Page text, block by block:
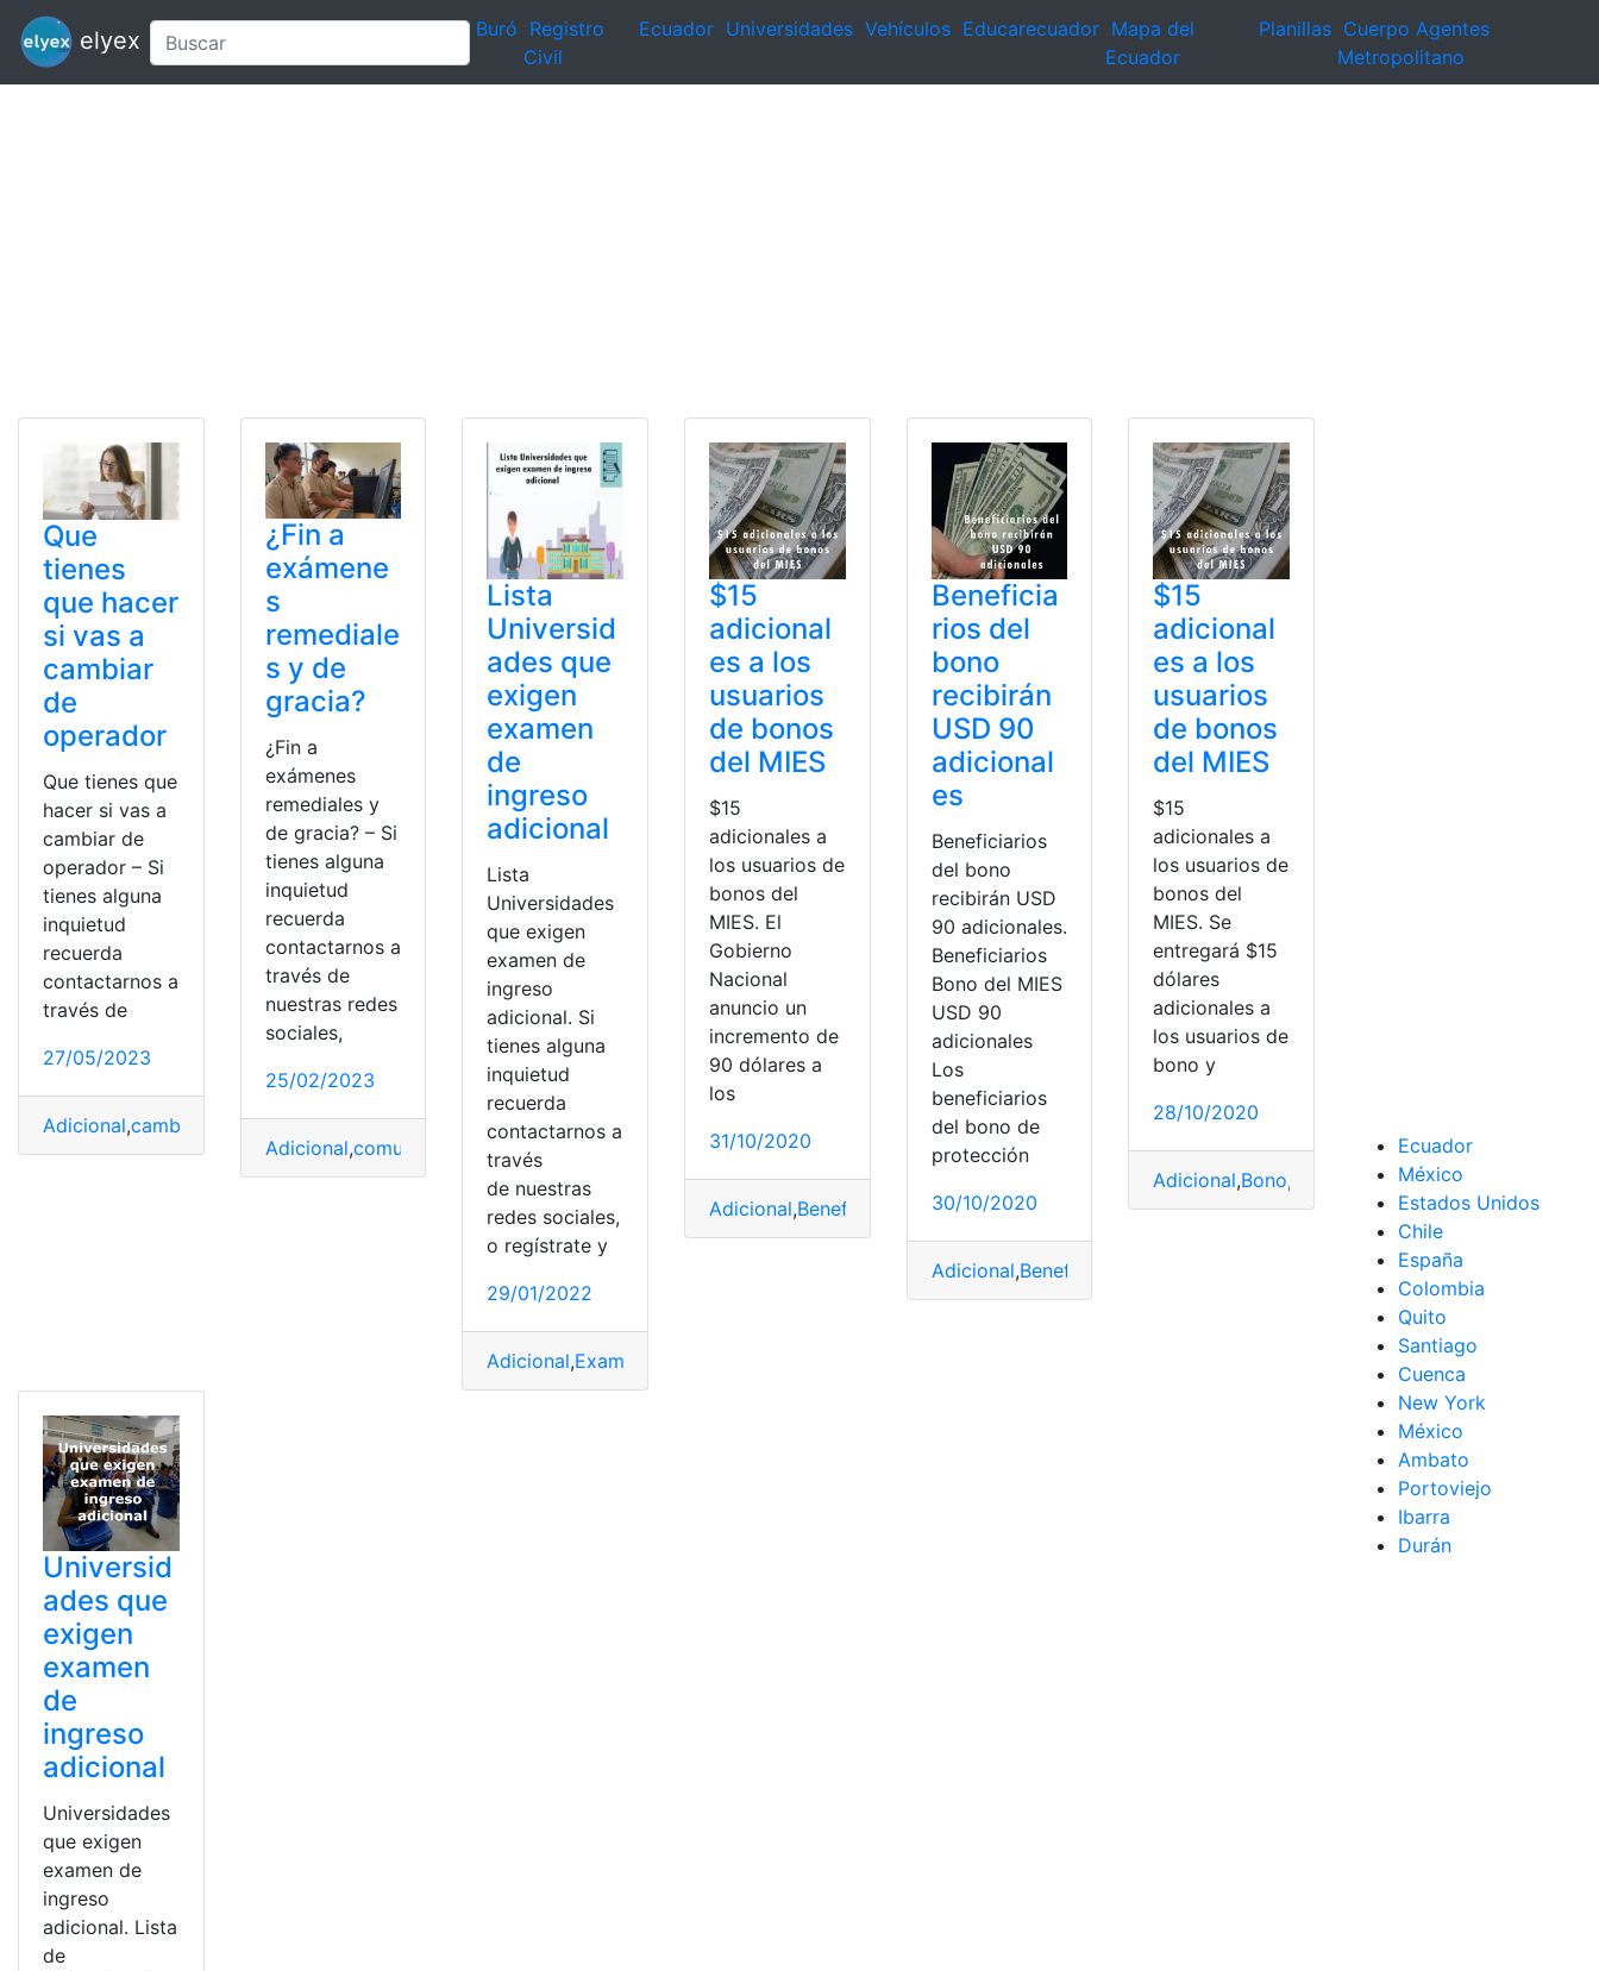
elyex Buró Registro
Civil
Ecuador Universidades Vehículos Educarecuador Mapa del
Ecuador
Planillas Cuerpo Agentes
Metropolitano
Que
tienes
que hacer
si vas a
cambiar
de
operador
Que tienes que
hacer si vas a
cambiar de
operador – Si
tienes alguna
inquietud
recuerda
contactarnos a
través de
27/05/2023
Adicional,cambiar España,Operador móvil,Portabilidad
¿Fin a
exámene
s
remediale
s y de
gracia?
¿Fin a
exámenes
remediales y
de gracia? – Si
tienes alguna
inquietud
recuerda
contactarnos a
través de
nuestras redes
sociales,
25/02/2023
Adicional,comunicacionales disposición Educación, exámenes
Lista
Universid
ades que
exigen
examen
de
ingreso
adicional
Lista
Universidades
que exigen
examen de
ingreso
adicional. Si
tienes alguna
inquietud
recuerda
contactarnos a
través
de nuestras
redes sociales,
o regístrate y
29/01/2022
Adicional,Examen
$15
adicional
es a los
usuarios
de bonos
del MIES
$15
adicionales a
los usuarios de
bonos del
MIES. El
Gobierno
Nacional
anuncio un
incremento de
90 dólares a
los
31/10/2020
Adicional,Beneficiario Bono,MIES
Beneficia
rios del
bono
recibirán
USD 90
adicional
es
Beneficiarios
del bono
recibirán USD
90 adicionales.
Beneficiarios
Bono del MIES
USD 90
adicionales
Los
beneficiarios
del bono de
protección
30/10/2020
Adicional,Beneficiario
$15
adicional
es a los
usuarios
de bonos
del MIES
$15
adicionales a
los usuarios de
bonos del
MIES. Se
entregará $15
dólares
adicionales a
los usuarios de
bono y
28/10/2020
Adicional,Bono,
Universid
ades que
exigen
examen
de
ingreso
adicional
Universidades
que exigen
examen de
ingreso
adicional. Lista
de
Ecuador
México
Estados Unidos
Chile
España
Colombia
Quito
Santiago
Cuenca
New York
México
Ambato
Portoviejo
Ibarra
Durán